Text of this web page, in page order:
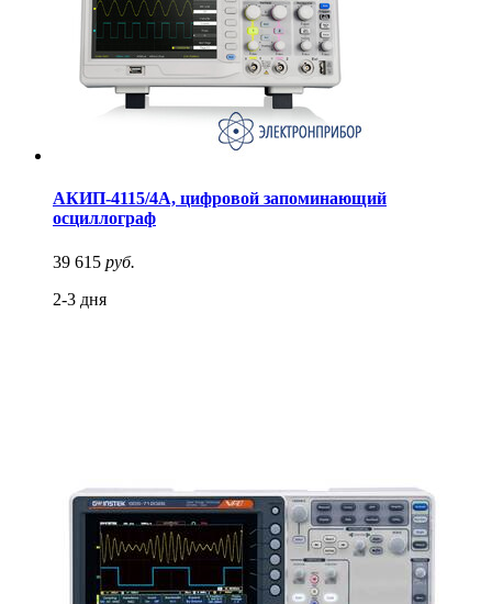
АКИП-4115/4А, цифровой запоминающий
осциллограф
39 615 руб.
2-3 дня